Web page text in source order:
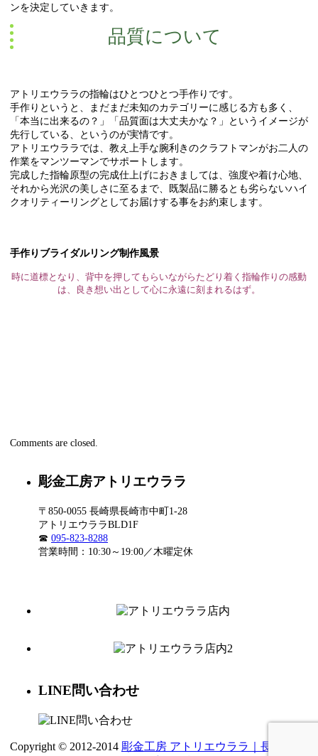
ンを決定していきます。
品質について
アトリエウララの指輪はひとつひとつ手作りです。
手作りというと、まだまだ未知のカテゴリーに感じる方も多く、
「本当に出来るの？」「品質面は大丈夫かな？」というイメージが
先行している、というのが実情です。
アトリエウララでは、教え上手な腕利きのクラフトマンがお二人の
作業をマンツーマンでサポートします。
完成した指輪原型の完成仕上げにおきましては、強度や着け心地、
それから光沢の美しさに至るまで、既製品に勝るとも劣らないハイ
クオリティーリングとしてお届けする事をお約束します。
手作りブライダルリング制作風景
時に道標となり、背中を押してもらいながらたどり着く指輪作りの感動
は、良き想い出として心に永遠に刻まれるはず。
Comments are closed.
彫金工房アトリエウララ
〒850-0055 長崎県長崎市中町1-28
アトリエウララBLD1F
☎ 095-823-8288
営業時間：10:30～19:00／木曜定休
LINE問い合わせ
Copyright © 2012-2014 彫金工房 アトリエウララ｜長崎 ジ